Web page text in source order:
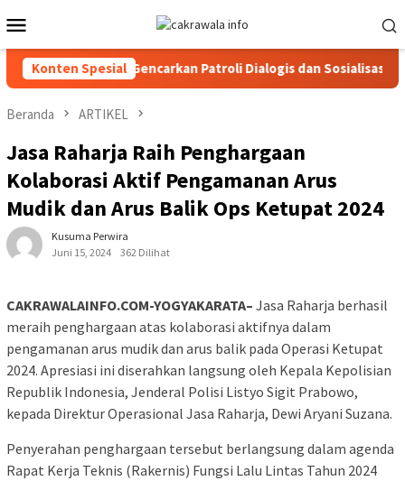
ke
kontenMobile
Konten Spesial
Utara Gencarkan Patroli Dialogis dan Sosialisasi Layanan
Beranda ARTIKEL
Jasa Raharja Raih Penghargaan
Kolaborasi Aktif Pengamanan Arus
Mudik dan Arus Balik Ops Ketupat 2024
Kusuma Perwira
Juni 15, 2024
362 Dilihat
CAKRAWALAINFO.COM-YOGYAKARATA– Jasa Raharja berhasil
meraih penghargaan atas kolaborasi aktifnya dalam
pengamanan arus mudik dan arus balik pada Operasi Ketupat
2024. Apresiasi ini diserahkan langsung oleh Kepala Kepolisian
Republik Indonesia, Jenderal Polisi Listyo Sigit Prabowo,
kepada Direktur Operasional Jasa Raharja, Dewi Aryani Suzana.
Penyerahan penghargaan tersebut berlangsung dalam agenda
Rapat Kerja Teknis (Rakernis) Fungsi Lalu Lintas Tahun 2024